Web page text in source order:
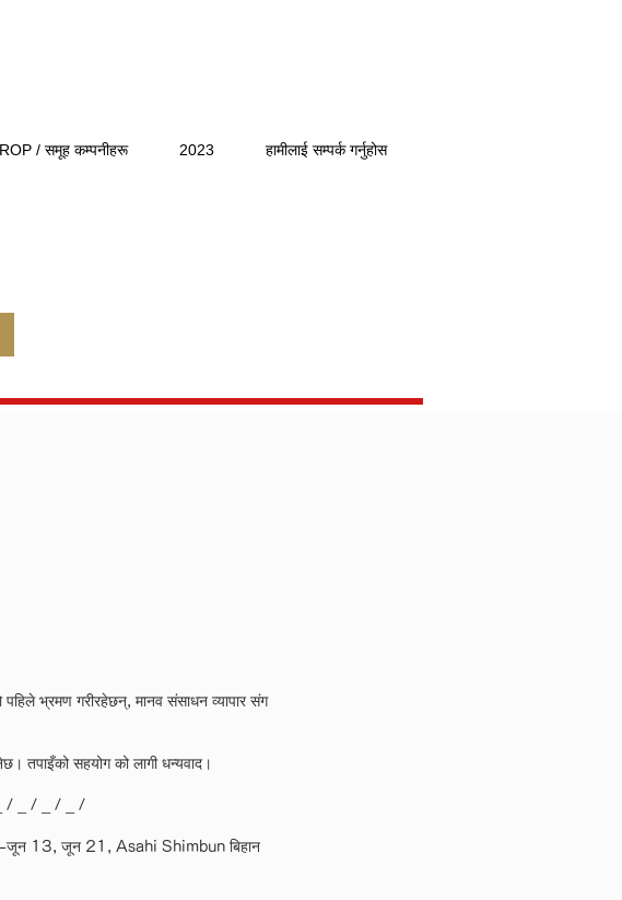
/ समूह कम्पनीहरू 2023 हामीलाई सम्पर्क गर्नुहोस
पहिले भ्रमण गरीरहेछन्, मानव संसाधन व्यापार संग
तपाइँको सहयोग को लागी धन्यवाद।
/ _ / _ / _ /
जून 13, जून 21, Asahi Shimbun बिहान